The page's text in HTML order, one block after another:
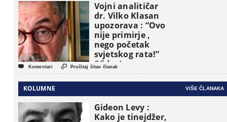
Vojni analitičar
dr. Vilko Klasan
upozorava : “Ovo
nije primirje ,
nego početak
svjetskog rata!”
(Video)
 Komentari  Pročitaj čitav članak
KOLUMNE VIŠE ČLANAKA
Gideon Levy :
Kako je tinejdžer,